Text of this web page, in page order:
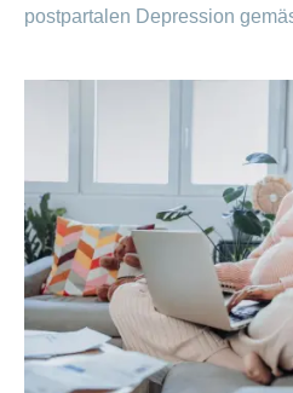
postpartalen Depression